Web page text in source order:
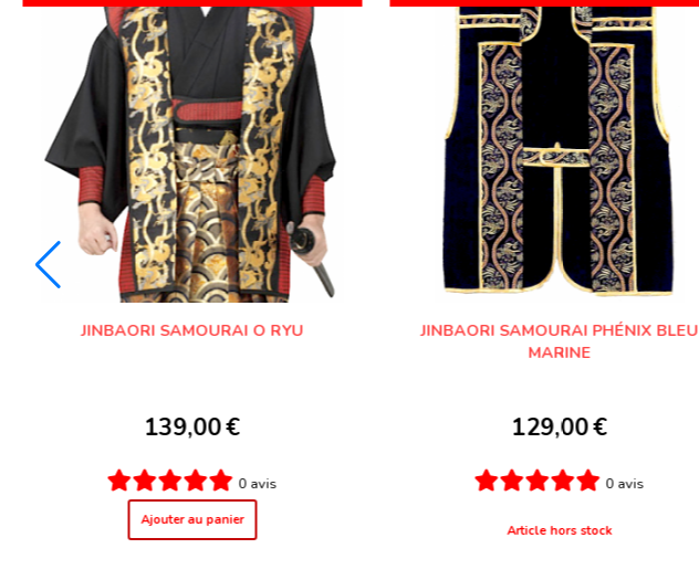
JINBAORI SAMOURAI O RYU
139,00€
0 avis
Ajouter au panier
JINBAORI SAMOURAI PHÉNIX BLEU
MARINE
129,00€
0 avis
Article hors stock